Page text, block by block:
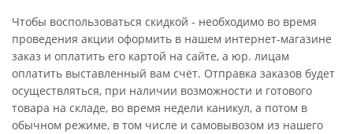
Чтобы воспользоваться скидкой - необходимо во время
проведения акции оформить в нашем интернет-магазине
заказ и оплатить его картой на сайте, а юр. лицам
оплатить выставленный вам счёт. Отправка заказов будет
осуществляться, при наличии возможности и готового
товара на складе, во время недели каникул, а потом в
обычном режиме, в том числе и самовывозом из нашего